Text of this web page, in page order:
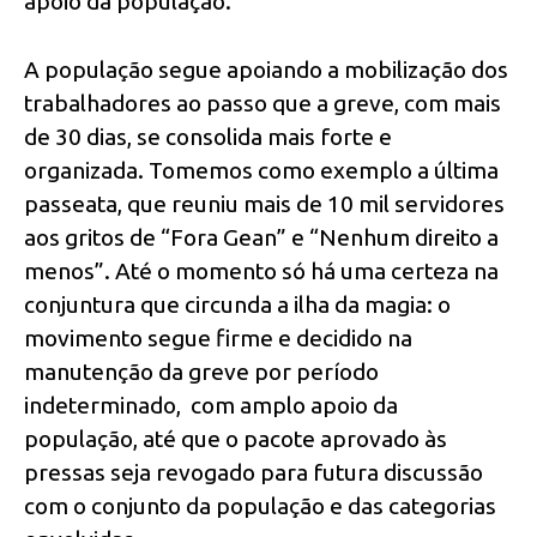
A população segue apoiando a mobilização dos
trabalhadores ao passo que a greve, com mais
de 30 dias, se consolida mais forte e
organizada. Tomemos como exemplo a última
passeata, que reuniu mais de 10 mil servidores
aos gritos de “Fora Gean” e “Nenhum direito a
menos”. Até o momento só há uma certeza na
conjuntura que circunda a ilha da magia: o
movimento segue firme e decidido na
manutenção da greve por período
indeterminado, com amplo apoio da
população, até que o pacote aprovado às
pressas seja revogado para futura discussão
com o conjunto da população e das categorias